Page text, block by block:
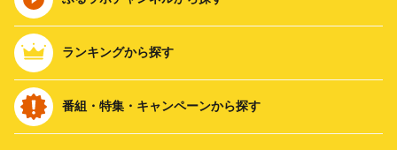
ランキングから探す
番組・特集・キャンペーンから探す